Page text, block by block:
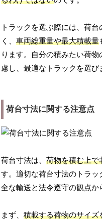
トラックを選ぶ際には、荷
く、車両総重量や最大積載量
ります。自分の積みたい荷
慮し、最適なトラックを選び
荷台寸法に関する注意点
荷台寸法は、荷物を積む上で
す。適切な荷台寸法のトラッ
全な輸送と法令遵守の観点か
まず、積載する荷物のサイズ